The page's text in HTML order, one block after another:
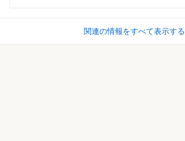
関連の情報をすべて表示する